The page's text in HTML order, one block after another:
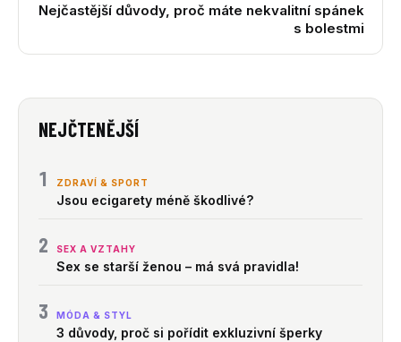
Nejčastější důvody, proč máte nekvalitní spánek
s bolestmi
NEJČTENĚJŠÍ
1 ZDRAVÍ & SPORT
Jsou ecigarety méně škodlivé?
2 SEX A VZTAHY
Sex se starší ženou – má svá pravidla!
3 MÓDA & STYL
3 důvody, proč si pořídit exkluzivní šperky